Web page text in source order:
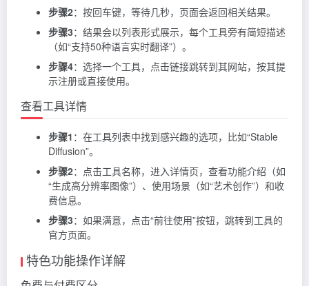
步骤2：按回车键，等待几秒，页面会返回相关结果。
步骤3：结果会以列表形式展示，每个工具旁有简短描述
（如“支持50种语言实时翻译”）。
步骤4：选择一个工具，点击链接跳转到其网站，按其提
示注册或直接使用。
查看工具详情
步骤1 ：在工具列表中找到感兴趣的选项，比如“Stable
Diffusion”。
步骤2：点击工具名称，进入详情页，查看功能介绍（如
“生成高分辨率图像”）、使用场景（如“艺术创作”）和收
费信息。
步骤3：如果满意，点击“前往使用”按钮，跳转到工具的
官方页面。
特色功能操作详解